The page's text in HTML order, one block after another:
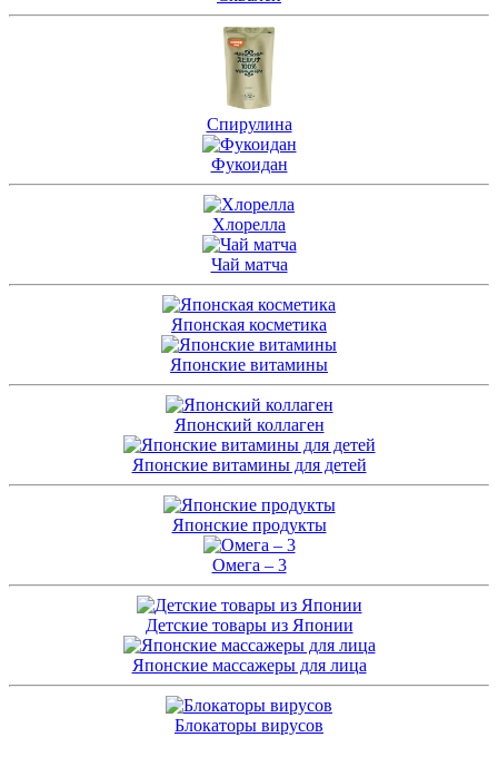
Спирулина
Фукоидан
Хлорелла
Чай матча
Японская косметика
Японские витамины
Японский коллаген
Японские витамины для детей
Японские продукты
Омега – 3
Детские товары из Японии
Японские массажеры для лица
Блокаторы вирусов